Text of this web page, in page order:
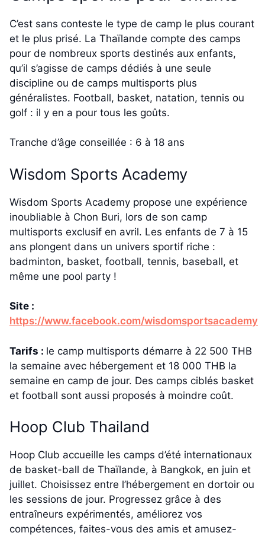
C’est sans conteste le type de camp le plus courant
et le plus prisé. La Thaïlande compte des camps
pour de nombreux sports destinés aux enfants,
qu’il s’agisse de camps dédiés à une seule
discipline ou de camps multisports plus
généralistes. Football, basket, natation, tennis ou
golf : il y en a pour tous les goûts.
Tranche d’âge conseillée : 6 à 18 ans
Wisdom Sports Academy
Wisdom Sports Academy propose une expérience
inoubliable à Chon Buri, lors de son camp
multisports exclusif en avril. Les enfants de 7 à 15
ans plongent dans un univers sportif riche :
badminton, basket, football, tennis, baseball, et
même une pool party !
Site :
https://www.facebook.com/wisdomsportsacademy
Tarifs : le camp multisports démarre à 22 500 THB
la semaine avec hébergement et 18 000 THB la
semaine en camp de jour. Des camps ciblés basket
et football sont aussi proposés à moindre coût.
Hoop Club Thailand
Hoop Club accueille les camps d’été internationaux
de basket-ball de Thaïlande, à Bangkok, en juin et
juillet. Choisissez entre l’hébergement en dortoir ou
les sessions de jour. Progressez grâce à des
entraîneurs expérimentés, améliorez vos
compétences, faites-vous des amis et amusez-